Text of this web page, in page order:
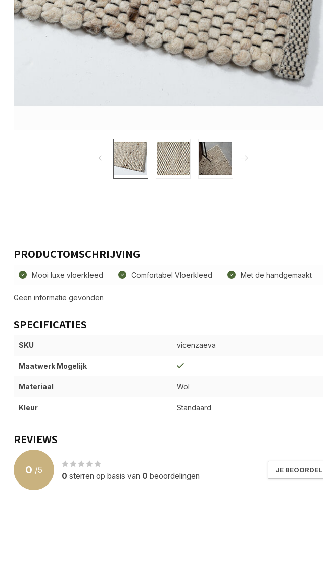
PRODUCTOMSCHRIJVING
Mooi luxe vloerkleed Comfortabel Vloerkleed Met de handgemaakt
Geen informatie gevonden
SPECIFICATIES
SKU vicenzaeva
Maatwerk Mogelijk
Materiaal Wol
Kleur Standaard
REVIEWS
0 /5
0 sterren op basis van 0 beoordelingen
JE